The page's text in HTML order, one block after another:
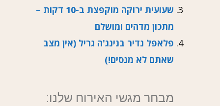
שעועית ירוקה מוקפצת ב-10 דקות –
מתכון מדהים ומושלם
פלאפל נדיר בנינג'ה גריל (אין מצב
שאתם לא מנסים!)
מבחר מגשי האירוח שלנו: